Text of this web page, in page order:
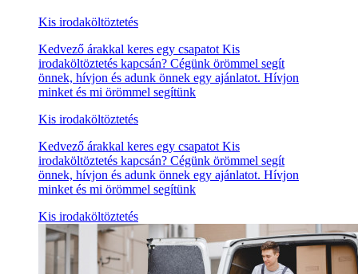
Kis irodaköltöztetés
Kedvező árakkal keres egy csapatot Kis
irodaköltöztetés kapcsán? Cégünk örömmel segít
önnek, hívjon és adunk önnek egy ajánlatot. Hívjon
minket és mi örömmel segítünk
Kis irodaköltöztetés
Kedvező árakkal keres egy csapatot Kis
irodaköltöztetés kapcsán? Cégünk örömmel segít
önnek, hívjon és adunk önnek egy ajánlatot. Hívjon
minket és mi örömmel segítünk
Kis irodaköltöztetés